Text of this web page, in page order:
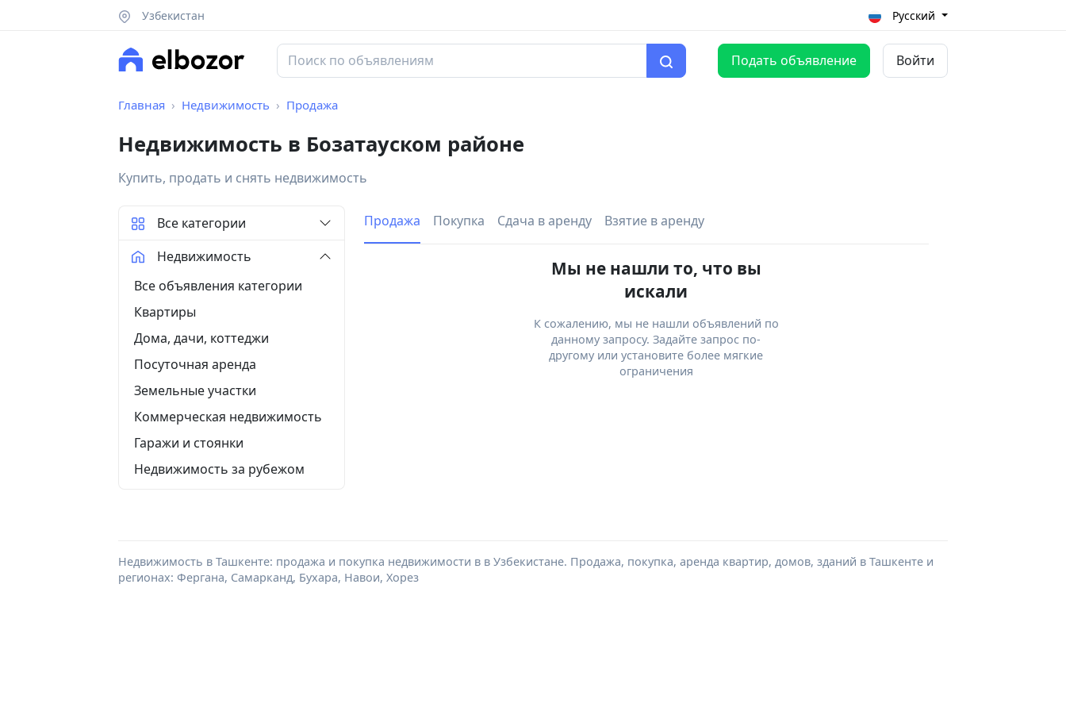
Узбекистан Русский
Подать объявление Войти
Главная Недвижимость Продажа
Недвижимость в Бозатауском районе
Купить, продать и снять недвижимость
Продажа Покупка Сдача в аренду Взятие в аренду
Мы не нашли то, что вы
искали
К сожалению, мы не нашли объявлений по
данному запросу. Задайте запрос по-
другому или установите более мягкие
ограничения
Все категории
Недвижимость
Все объявления категории
Квартиры
Дома, дачи, коттеджи
Посуточная аренда
Земельные участки
Коммерческая недвижимость
Гаражи и стоянки
Недвижимость за рубежом
Недвижимость в Ташкенте: продажа и покупка недвижимости в в Узбекистане. Продажа, покупка, аренда квартир, домов, зданий в Ташкенте и
регионах: Фергана, Самарканд, Бухара, Навои, Хорез